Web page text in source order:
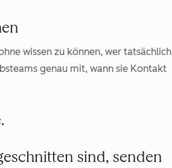
wissen zu können, wer tatsächlich
genau mit, wann sie Kontakt
sind, senden